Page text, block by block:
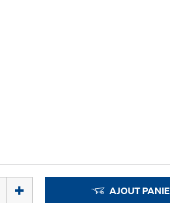
AJOUT